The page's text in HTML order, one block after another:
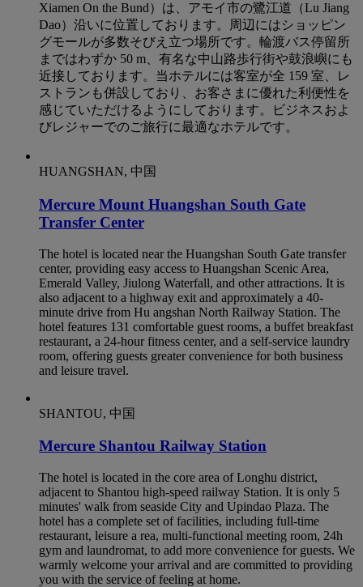
Xiamen On the Bund）は、アモイ市の鷺江道（Lu Jiang
Dao）沿いに位置しております。周辺にはショッピン
グモールが多数そびえ立つ場所です。輪渡バス停留所
まではわずか 50 m、有名な中山路歩行街や鼓浪嶼にも
近接しております。当ホテルには客室が全 159 室、レ
ストランも併設しており、お客さまに優れた利便性を
感じていただけるようにしております。ビジネスおよ
びレジャーでのご旅行に最適なホテルです。
HUANGSHAN, 中国
Mercure Mount Huangshan South Gate
Transfer Center
The hotel is located near the Huangshan South Gate transfer
center, providing easy access to Huangshan Scenic Area,
Emerald Valley, Jiulong Waterfall, and other attractions. It is
also adjacent to a highway exit and approximately a 40-
minute drive from Hu angshan North Railway Station. The
hotel features 131 comfortable guest rooms, a buffet breakfast
restaurant, a 24-hour fitness center, and a self-service laundry
room, offering guests greater convenience for both business
and leisure travel.
SHANTOU, 中国
Mercure Shantou Railway Station
The hotel is located in the core area of Longhu district,
adjacent to Shantou high-speed railway Station. It is only 5
minutes' walk from seaside City and Upindao Plaza. The
hotel has a complete set of facilities, including full-time
restaurant, leisure a rea, multi-functional meeting room, 24h
gym and laundromat, to add more convenience for guests. We
warmly welcome your arrival and are committed to providing
you with the service of feeling at home.